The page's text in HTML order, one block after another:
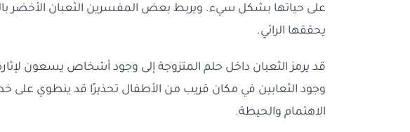
على حياتها بشكل سيء. ويربط بعض المفسرين الثعبان الأخضر
يحققها الرائي.
قد يرمز الثعبان داخل حلم المتزوجة إلى وجود أشخاص يسعون
وجود الثعابين في مكان قريب من الأطفال تحذيرًا قد ينطوي
الاهتمام والحيطة.